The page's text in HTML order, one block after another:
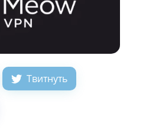
Твитнуть